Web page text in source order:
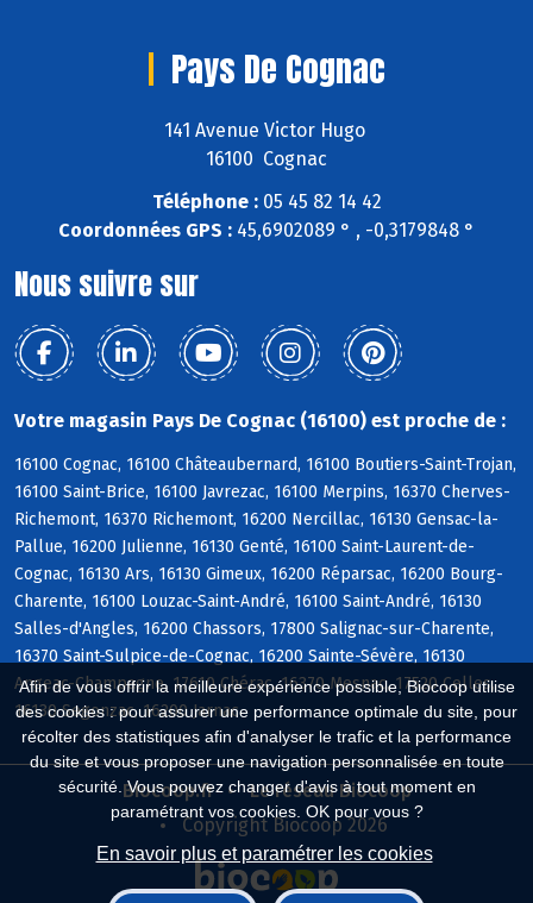
Afin de vous offrir la meilleure expérience possible, Biocoop utilise
des cookies : pour assurer une performance optimale du site, pour
récolter des statistiques afin d'analyser le trafic et la performance
du site et vous proposer une navigation personnalisée en toute
sécurité. Vous pouvez changer d'avis à tout moment en
paramétrant vos cookies. OK pour vous ?
En savoir plus et paramétrer les cookies
Pays De Cognac
141 Avenue Victor Hugo
16100 Cognac
Téléphone :05 45 82 14 42
Coordonnées GPS : 45,6902089 ° , -0,3179848 °
Nous suivre sur
Votre magasin Pays De Cognac (16100) est proche de :
16100 Cognac, 16100 Châteaubernard, 16100 Boutiers-Saint-Trojan,
16100 Saint-Brice, 16100 Javrezac, 16100 Merpins, 16370 Cherves-
Richemont, 16370 Richemont, 16200 Nercillac, 16130 Gensac-la-
Pallue, 16200 Julienne, 16130 Genté, 16100 Saint-Laurent-de-
Cognac, 16130 Ars, 16130 Gimeux, 16200 Réparsac, 16200 Bourg-
Charente, 16100 Louzac-Saint-André, 16100 Saint-André, 16130
Salles-d'Angles, 16200 Chassors, 17800 Salignac-sur-Charente,
16370 Saint-Sulpice-de-Cognac, 16200 Sainte-Sévère, 16130
Angeac-Champagne, 17610 Chérac, 16370 Mesnac, 17520 Celles,
16130 Segonzac, 16200 Jarnac
Biocoop.fr
Le réseau Biocoop
Copyright Biocoop 2026